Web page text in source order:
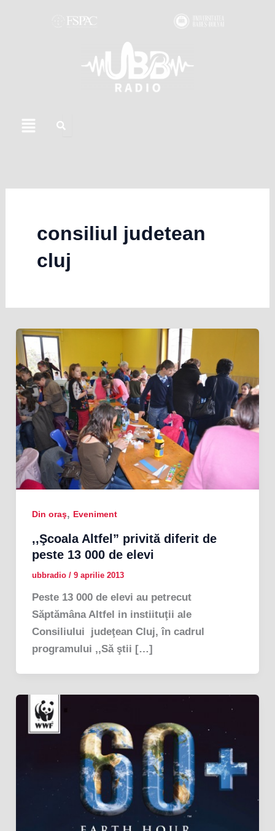
Menu
consiliul judetean
cluj
Din oraş, Eveniment
,,Şcoala Altfel” privită diferit de
peste 13 000 de elevi
ubbradio / 9 aprilie 2013
Peste 13 000 de elevi au petrecut
Săptămâna Altfel in instiituţii ale
Consiliului judeţean Cluj, în cadrul
programului ,,Să ştii […]